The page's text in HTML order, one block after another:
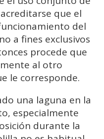
que el
del
a fines exclusivos
procede que
al otro
le corresponde.
una laguna en la
especialmente
durante la